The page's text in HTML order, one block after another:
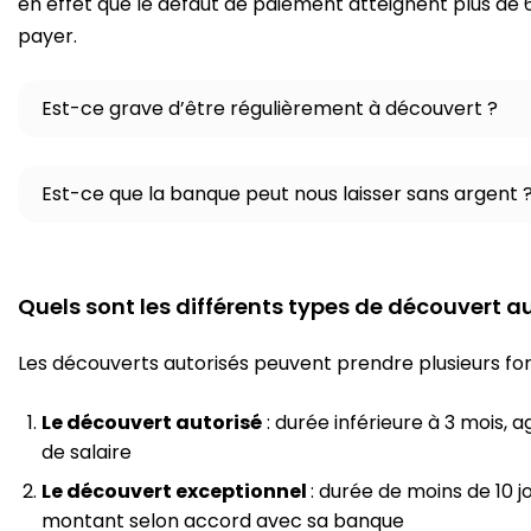
payer.
Est-ce grave d’être régulièrement à découvert ?
Est-ce que la banque peut nous laisser sans argent
Quels sont les différents types de découvert
Les découverts autorisés peuvent prendre plusieurs
Le découvert autorisé: durée inférieure à 3 mois,
de salaire
Le découvert exceptionnel: durée de moins de 10
montant selon accord avec sa banque